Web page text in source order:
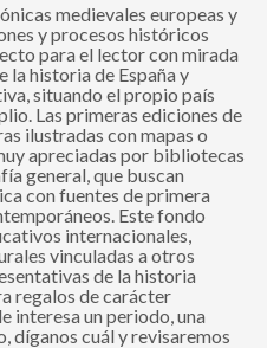
medievales europeas y
y procesos históricos
para el lector con mirada
la historia de España y
situando el propio país
Las primeras ediciones de
ilustradas con mapas o
apreciadas por bibliotecas
general, que buscan
con fuentes de primera
Este fondo
internacionales,
vinculadas a otros
de la historia
regalos de carácter
interesa un periodo, una
díganos cuál y revisaremos